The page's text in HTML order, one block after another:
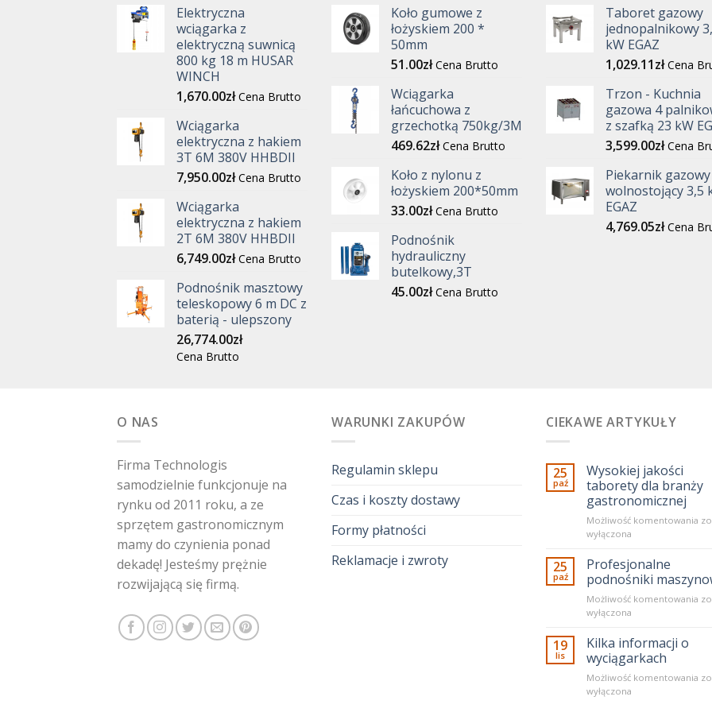
Elektryczna
wciągarka z
elektryczną suwnicą
800 kg 18 m HUSAR
WINCH
1,670.00zł Cena Brutto
Wciągarka
elektryczna z hakiem
3T 6M 380V HHBDII
7,950.00zł Cena Brutto
Wciągarka
elektryczna z hakiem
2T 6M 380V HHBDII
6,749.00zł Cena Brutto
Podnośnik masztowy
teleskopowy 6 m DC z
baterią - ulepszony
26,774.00zł
Cena Brutto
Koło gumowe z
łożyskiem 200 *
50mm
51.00zł Cena Brutto
Wciągarka
łańcuchowa z
grzechotką 750kg/3M
469.62zł Cena Brutto
Koło z nylonu z
łożyskiem 200*50mm
33.00zł Cena Brutto
Podnośnik
hydrauliczny
butelkowy,3T
45.00zł Cena Brutto
Taboret gazowy
jednopalnikowy
kW EGAZ
1,029.11zł Cena
Trzon - Kuchnia
gazowa 4
z szafką 23 kW
3,599.00zł Cena
Piekarnik gazowy
wolnostojący 3,5
EGAZ
4,769.05zł Cena
O NAS
Firma Technologis
samodzielnie funkcjonuje na
rynku od 2011 roku, a ze
sprzętem gastronomicznym
mamy do czynienia ponad
dekadę! Jesteśmy prężnie
rozwijającą się firmą.
WARUNKI ZAKUPÓW
Regulamin sklepu
Czas i koszty dostawy
Formy płatności
Reklamacje i zwroty
CIEKAWE ARTYKUŁY
25
paź
Wysokiej jakości
taborety dla branży
gastronomicznej
Możliwość komentowania
wyłączona
25
paź
Profesjonalne
podnośniki
Możliwość komentowania
wyłączona
19
lis
Kilka informacji o
wyciągarkach
Możliwość komentowania
wyłączona